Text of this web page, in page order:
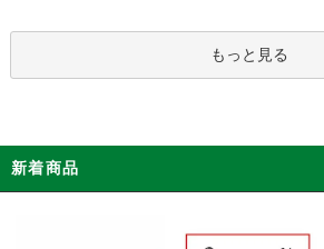
もっと見る
新着商品